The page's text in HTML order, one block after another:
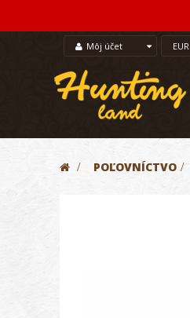
Môj účet
> POĽOVNÍCTVO >